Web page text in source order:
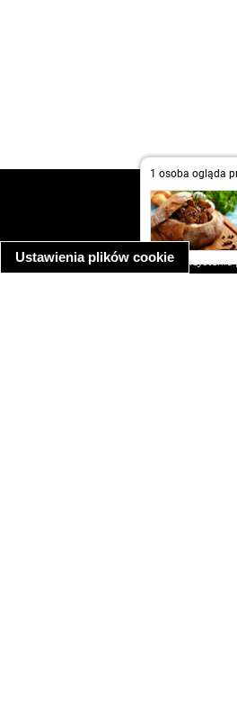
Ustawienia plików cookie
1 osoba ogląda
kontakt
regulamin
informacja o
informacja o wykorzystaniu